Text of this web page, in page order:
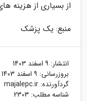
از بسیاری از هزینه
منبع: یک پزشک
انتشار: 9 اسفند 1403
بروزرسانی: 9 اسفند 1403
گردآورنده: majalepc.ir
شناسه مطلب: 2303